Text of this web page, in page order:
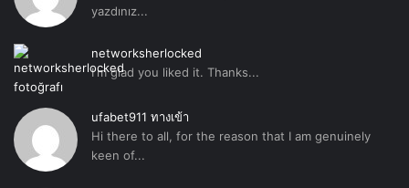
yazdınız...
networksherlocked
I'm glad you liked it. Thanks...
ufabet911 ทางเข้า
Hi there to all, for the reason that I am genuinely
keen of...